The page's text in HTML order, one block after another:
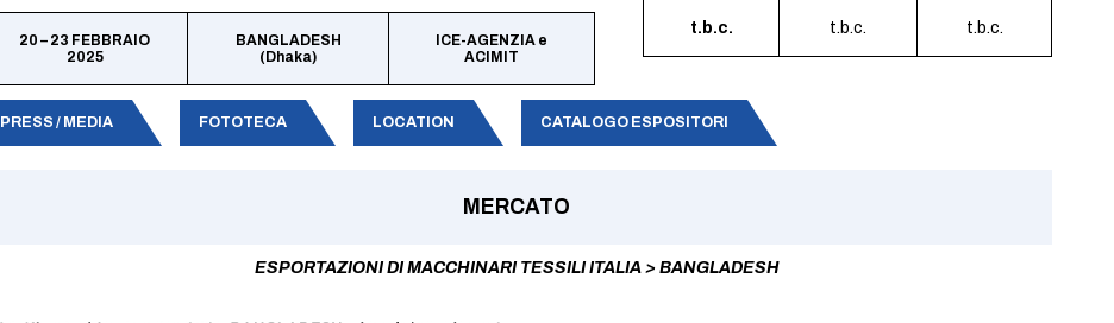
20 – 23 FEBBRAIO
2025
BANGLADESH
(Dhaka)
ICE-AGENZIA e
ACIMIT
t.b.c. t.b.c. t.b.c.
PRESS / MEDIA FOTOTECA LOCATION CATALOGO ESPOSITORI
MERCATO
ESPORTAZIONI DI MACCHINARI TESSILI ITALIA > BANGLADESH